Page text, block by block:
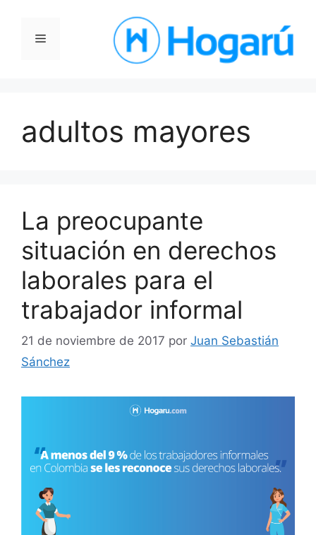
contenidoMenú
adultos mayores
La preocupante
situación en derechos
laborales para el
trabajador informal
21 de noviembre de 2017 por Juan Sebastián
Sánchez